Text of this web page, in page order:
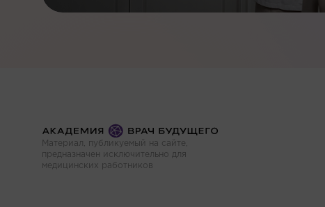
Материал, публикуемый на сайте,
предназначен исключительно для
медицинских работников